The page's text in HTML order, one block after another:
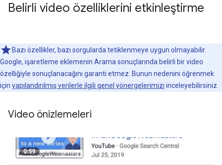
Belirli video özelliklerini etkinleştirme
Bazı özellikler, bazı sorgularda tetiklenmeye uygun olmayabilir.
Google, işaretleme eklemenin Arama sonuçlarında belirli bir video
özelliğiyle sonuçlanacağını garanti etmez. Bunun nedenini öğrenmek
için yapılandırılmış verilerle ilgili genel yönergelerimizi inceleyebilirsiniz.
Video önizlemeleri